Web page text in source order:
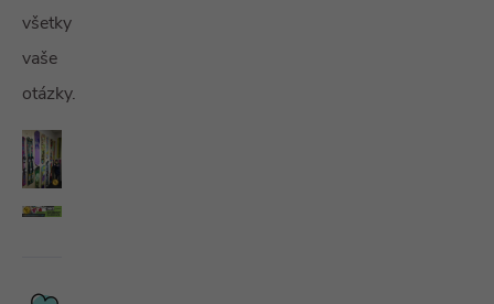
všetky
vaše
otázky.